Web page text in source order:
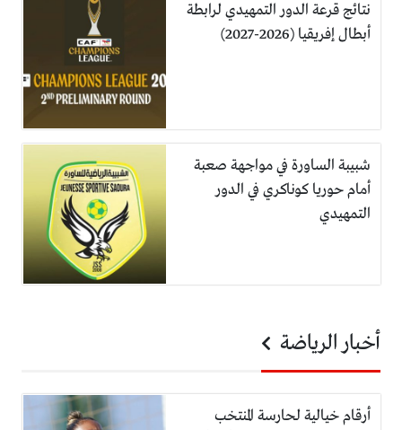
نتائج قرعة الدور التمهيدي لرابطة
أبطال إفريقيا (2026-2027)
شبيبة الساورة في مواجهة صعبة
أمام حوريا كوناكري في الدور
التمهيدي
أخبار الرياضة
أرقام خيالية لحارسة المنتخب